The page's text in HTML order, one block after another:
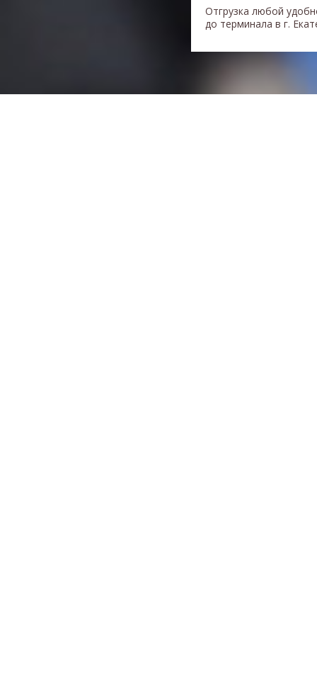
Отгрузка любой
до терминала в г.